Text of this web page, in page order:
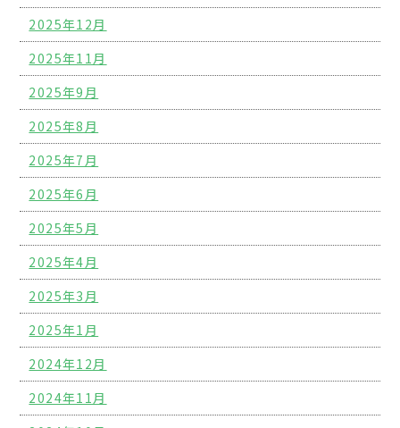
2025年12月
2025年11月
2025年9月
2025年8月
2025年7月
2025年6月
2025年5月
2025年4月
2025年3月
2025年1月
2024年12月
2024年11月